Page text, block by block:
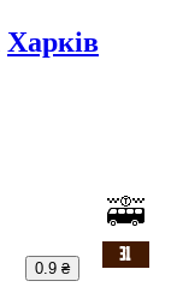
Харків
0.9 ₴